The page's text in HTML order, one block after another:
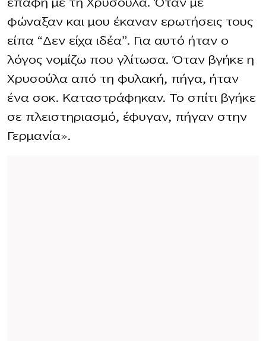
φώναξαν και μου έκαναν ερωτήσεις τους
είπα “Δεν είχα ιδέα”. Για αυτό ήταν ο
λόγος νομίζω που γλίτωσα. Όταν βγήκε η
Χρυσούλα από τη φυλακή, πήγα, ήταν
ένα σοκ. Καταστράφηκαν. Το σπίτι βγήκε
σε πλειστηριασμό, έφυγαν, πήγαν στην
Γερμανία».